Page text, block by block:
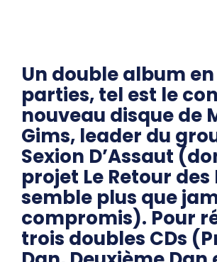
Un double album
parties, tel est le
nouveau disque de
Gims, leader du
Sexion D’Assaut
projet Le Retour des
semble plus que
compromis). Pour
trois doubles CDs